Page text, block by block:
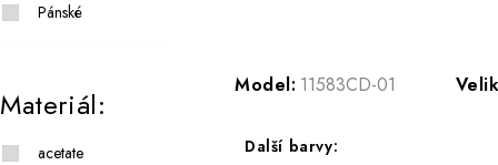
Pánské
Materiál:
acetate
Model: 11583CD-01
Další barvy: